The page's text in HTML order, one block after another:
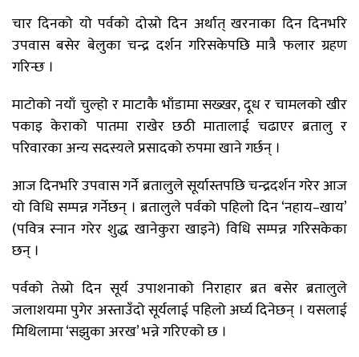
चार दिनको यो पर्वको दोस्रो दिन अर्थात् खरनाका दिन दिनभरि
उपवास बसेर बेलुका चन्द्र दर्शन गरिसकेपछि मात्रै फलार ग्रहण
गरिन्छ ।
माटोको नयाँ चुल्हो र माटाकै भाँडामा सख्खर, दूध र चामलको खीर
पकाइ केराको पातमा राखेर छठी मातालाई चढाएर ब्रतालु र
परिवारका अन्य सदस्यले प्रसादको रुपमा खाने गर्छन् ।
आज दिनभरि उपवास गर्ने ब्रतालुले सूर्यास्तपछि चन्द्रदर्शन गरेर आज
यो विधि सम्पन्न गर्नेछन् । ब्रतालुले पर्वको पहिलो दिन ‘नहाय–खाय’
(पवित्र स्नान गरेर शुद्ध खानेकुरा खाइने) विधि सम्पन्न गरिसकेका
छन् ।
पर्वको तेस्रो दिन सूर्य उपाशनाको निराहार ब्रत बसेर ब्रतालुले
जलाशयमा पुगेर अस्ताउँदो सूर्यलाई पहिलो अर्घ्य दिनेछन् । यसलाई
मिथिलामा ‘सझुका अरख’ भन्ने गरिएको छ ।